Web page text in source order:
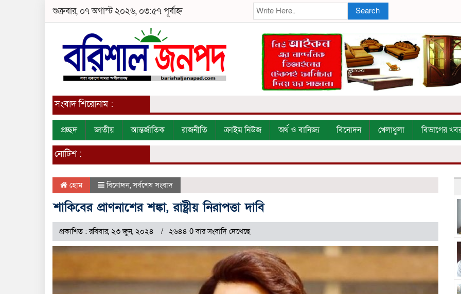
শুক্রবার, ০৭ অগাস্ট ২০২৬, ০৩:৫৭ পূর্বাহ্ন Search
সংবাদ শিরোনাম :
প্রচ্ছদ জাতীয় আন্তর্জাতিক রাজনীতি ক্রাইম নিউজ অর্থ ও বানিজ্য বিনোদন খেলাধুলা বিভাগের
নোটিশ :
হোম বিনোদন,সর্বশেষ সংবাদ
শাকিবের প্রাণনাশের শঙ্কা, রাষ্ট্রীয় নিরাপত্তা দাবি
প্রকাশিত : রবিবার, ২৩ জুন, ২০২৪ ২৬৪৪ 0 বার সংবাদি দেখেছে